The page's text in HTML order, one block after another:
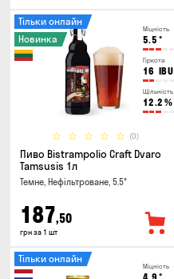
Міцність
5.5 °
Гіркота
16 IBU
Щільність
12.2 %
(0)
Тільки онлайн
Новинка
Пиво Bistrampolio Craft Dvaro
Tamsusis 1л
Темне, Нефільтроване, 5.5°
187,50
грн за 1 шт
Міцність
Тільки онлайн